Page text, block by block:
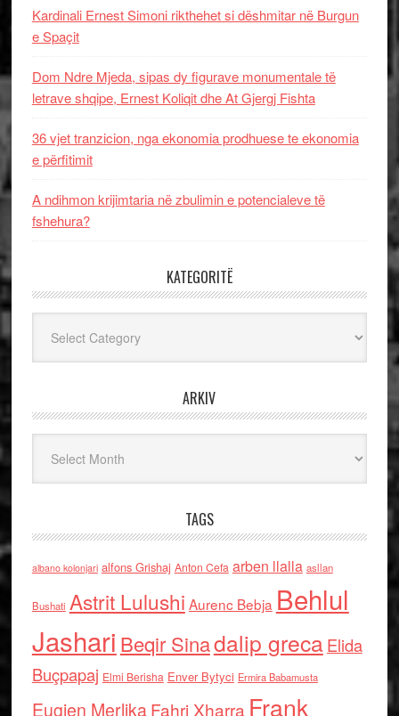
Kardinali Ernest Simoni rikthehet si dëshmitar në Burgun
e Spaçit
Dom Ndre Mjeda, sipas dy figurave monumentale të
letrave shqipe, Ernest Koliqit dhe At Gjergj Fishta
36 vjet tranzicion, nga ekonomia prodhuese te ekonomia
e përfitimit
A ndihmon krijimtaria në zbulimin e potencialeve të
fshehura?
KATEGORITË
ARKIV
TAGS
albano kolonjari alfons Grishaj Anton Cefa arben llalla asllan
Bushati Astrit Lulushi Aurenc Bebja Behlul
Jashari Beqir Sinadalip grecaElida
Buçpapaj Elmi Berisha Enver Bytyci Ermira Babamusta
Eugjen MerlikaFahri Xharra Frank